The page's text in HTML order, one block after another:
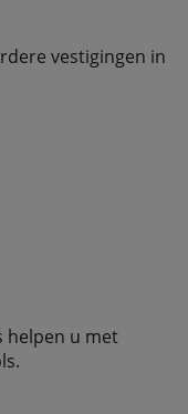
vestigingen in
helpen u met